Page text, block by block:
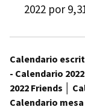
2022 por
Calendario
- Calendario
2022 Friends │
Calendario